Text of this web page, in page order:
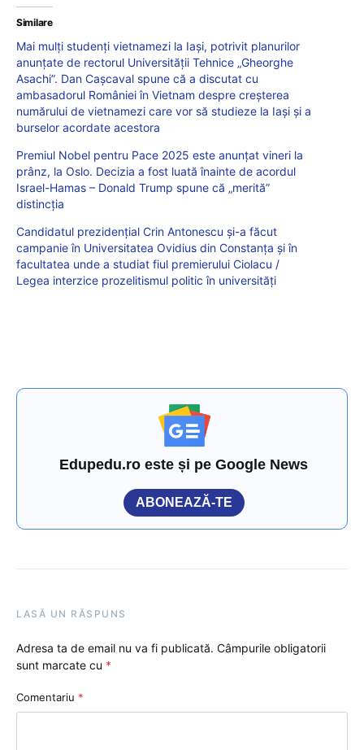
Similare
Mai mulți studenți vietnamezi la Iași, potrivit planurilor
anunțate de rectorul Universității Tehnice „Gheorghe
Asachi”. Dan Cașcaval spune că a discutat cu
ambasadorul României în Vietnam despre creșterea
numărului de vietnamezi care vor să studieze la Iași și a
burselor acordate acestora
Premiul Nobel pentru Pace 2025 este anunțat vineri la
prânz, la Oslo. Decizia a fost luată înainte de acordul
Israel-Hamas – Donald Trump spune că „merită”
distincția
Candidatul prezidențial Crin Antonescu și-a făcut
campanie în Universitatea Ovidius din Constanța și în
facultatea unde a studiat fiul premierului Ciolacu /
Legea interzice prozelitismul politic în universități
Edupedu.ro este și pe Google News
ABONEAZĂ-TE
LASĂ UN RĂSPUNS
Adresa ta de email nu va fi publicată. Câmpurile obligatorii
sunt marcate cu *
Comentariu *